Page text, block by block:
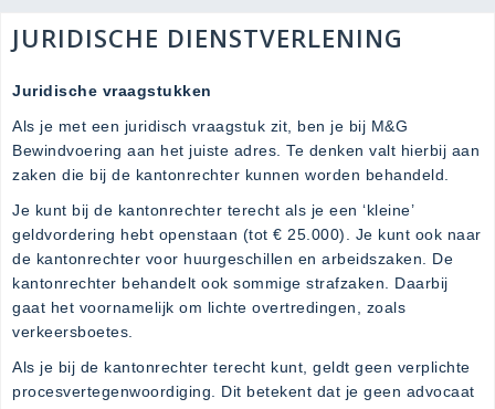
JURIDISCHE DIENSTVERLENING
Juridische vraagstukken
Als je met een juridisch vraagstuk zit, ben je bij M&G
Bewindvoering aan het juiste adres. Te denken valt hierbij aan
zaken die bij de kantonrechter kunnen worden behandeld.
Je kunt bij de kantonrechter terecht als je een ‘kleine’
geldvordering hebt openstaan (tot € 25.000). Je kunt ook naar
de kantonrechter voor huurgeschillen en arbeidszaken. De
kantonrechter behandelt ook sommige strafzaken. Daarbij
gaat het voornamelijk om lichte overtredingen, zoals
verkeersboetes.
Als je bij de kantonrechter terecht kunt, geldt geen verplichte
procesvertegenwoordiging. Dit betekent dat je geen advocaat